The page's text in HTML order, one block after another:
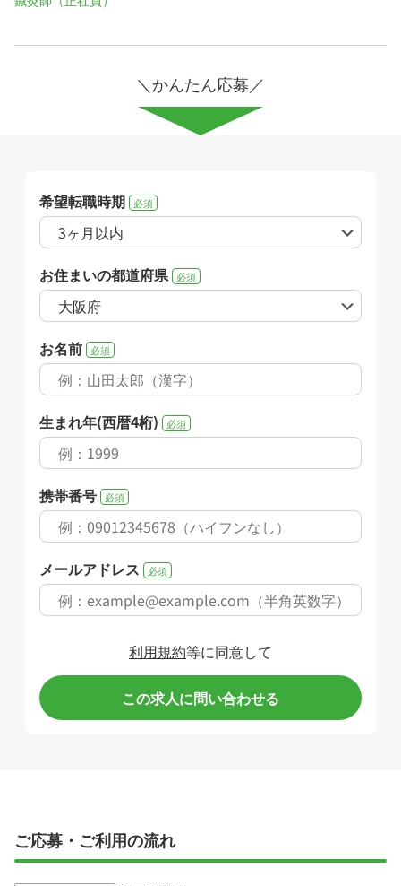
＼かんたん応募／
希望転職時期 必須
お住まいの都道府県 必須
お名前 必須
生まれ年(西暦4桁) 必須
携帯番号 必須
メールアドレス 必須
利用規約等に同意して
この求人に問い合わせる
ご応募・ご利用の流れ